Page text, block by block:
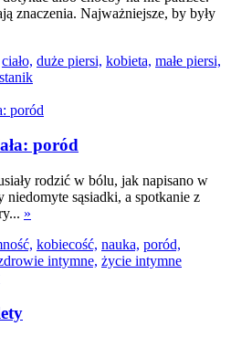
znaczenia. Najważniejsze, by były
ciało, duże piersi, kobieta, małe piersi,
stanik
poród
rodzić w bólu, jak napisano w
niedomyte sąsiadki, a spotkanie z
»
kobiecość, nauka, poród,
intymne, życie intymne